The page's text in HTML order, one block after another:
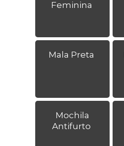
Feminina
Mala Preta
Mochila
Antifurto